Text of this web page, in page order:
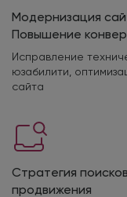
Модернизация
Повышение
Исправление
юзабилити,
сайта
Стратегия
продвижения